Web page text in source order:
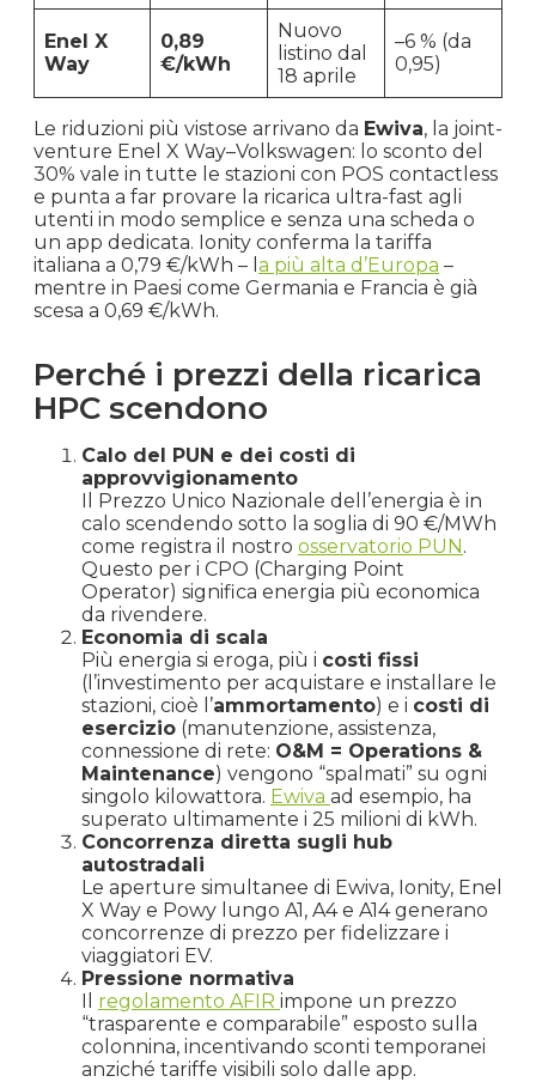
Enel X
Way
0,89
€/kWh
Nuovo
listino dal
18 aprile
–6 % (da
0,95)
Le riduzioni più vistose arrivano da Ewiva, la joint-
venture Enel X Way–Volkswagen: lo sconto del
30% vale in tutte le stazioni con POS contactless
e punta a far provare la ricarica ultra-fast agli
utenti in modo semplice e senza una scheda o
un app dedicata. Ionity conferma la tariffa
italiana a 0,79 €/kWh – l a più alta d’Europa –
mentre in Paesi come Germania e Francia è già
scesa a 0,69 €/kWh.
Perché i prezzi della ricarica
HPC scendono
Calo del PUN e dei costi di
approvvigionamento
Il Prezzo Unico Nazionale dell’energia è in
calo scendendo sotto la soglia di 90 €/MWh
come registra il nostro osservatorio PUN.
Questo per i CPO (Charging Point
Operator) significa energia più economica
da rivendere.
Economia di scala
Più energia si eroga, più i costi fissi
(l’investimento per acquistare e installare le
stazioni, cioè l’ammortamento) e i costi di
esercizio (manutenzione, assistenza,
connessione di rete: O&M = Operations &
Maintenance) vengono “spalmati” su ogni
singolo kilowattora. Ewiva ad esempio, ha
superato ultimamente i 25 milioni di kWh.
Concorrenza diretta sugli hub
autostradali
Le aperture simultanee di Ewiva, Ionity, Enel
X Way e Powy lungo A1, A4 e A14 generano
concorrenze di prezzo per fidelizzare i
viaggiatori EV.
Pressione normativa
Il regolamento AFIR impone un prezzo
“trasparente e comparabile” esposto sulla
colonnina, incentivando sconti temporanei
anziché tariffe visibili solo dalle app.